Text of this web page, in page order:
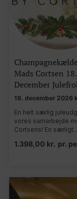
Mads Cortsen 18.
December
18. december 2026
En helt særlig
vores samarbejde
Cortsens! En
1.398,00 kr. pr.